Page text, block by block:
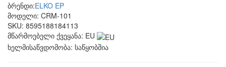
ბრენდი:ELKO EP
მოდელი: CRM-101
SKU: 8595188184113
მწარმოებელი ქვეყანა: EU
ხელმისაწვდომობა: საწყობშია